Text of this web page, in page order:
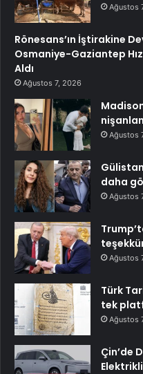
Ağustos
Rönesans’ın İştirakine
Osmaniye-Gaziantep
Aldı
Ağustos 7, 2026
Ağustos
daha
Ağustos
Ağustos
Türk
tek
Ağustos
Çin’de